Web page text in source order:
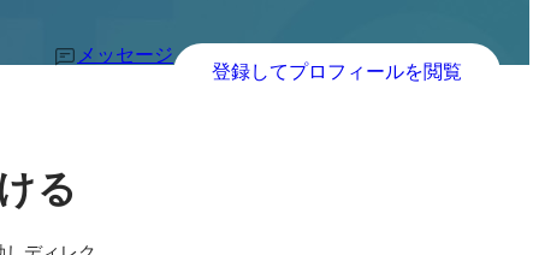
メッセージ
登録してプロフィールを閲覧
る